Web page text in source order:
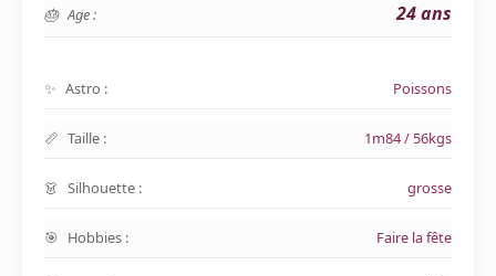
Age : 24 ans
Astro : Poissons
Taille : 1m84 / 56kgs
Silhouette : grosse
Hobbies : Faire la fête